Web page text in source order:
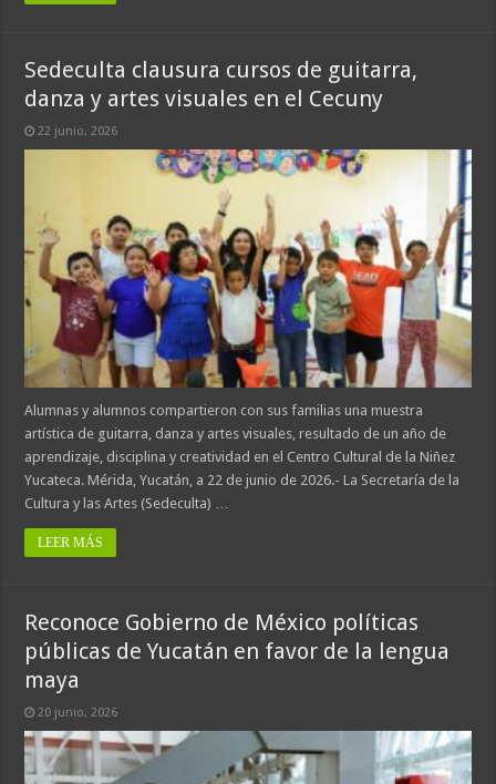
Sedeculta clausura cursos de guitarra,
danza y artes visuales en el Cecuny
22 junio, 2026
Alumnas y alumnos compartieron con sus familias una muestra
artística de guitarra, danza y artes visuales, resultado de un año de
aprendizaje, disciplina y creatividad en el Centro Cultural de la Niñez
Yucateca. Mérida, Yucatán, a 22 de junio de 2026.- La Secretaría de la
Cultura y las Artes (Sedeculta) …
LEER MÁS
Reconoce Gobierno de México políticas
públicas de Yucatán en favor de la lengua
maya
20 junio, 2026